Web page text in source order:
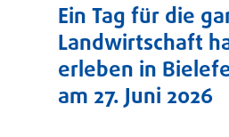
Ein Tag für die
Landwirtschaft
erleben in
am 27. Juni 2026